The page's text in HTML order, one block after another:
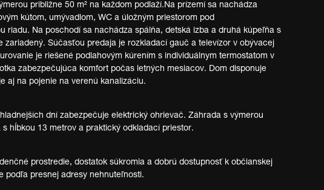
približne 50 m² na každom podlaží.Na prízemí sa nachádza
kútom, umývadlom, WC a úložným priestorom pod
Na poschodí sa nachádza spálňa, detská izba a druhá kúpeľňa s
Súčasťou predaja je rozkladací gauč a televízor v obývacej
je riešené podlahovým kúrením s individuálnym termostatom v
zabezpečujúca komfort počas letných mesiacov. Dom disponuje
aj na pojenie na verenú kanalizáciu.
dní zabezpečuje elektrický ohrievač. Záhrada s výmerou
hĺbkou 13 metrov a praktický odkladací priestor.
prostredie, dostatok súkromia a dobrú dostupnosť k občianskej
podľa presnej adresy nehnuteľnosti.